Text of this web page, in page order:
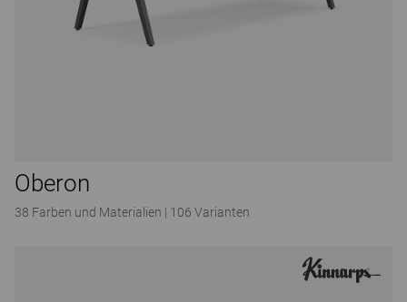
Oberon
38 Farben und Materialien | 106 Varianten